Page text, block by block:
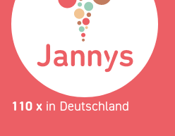
110 x in Deutschland